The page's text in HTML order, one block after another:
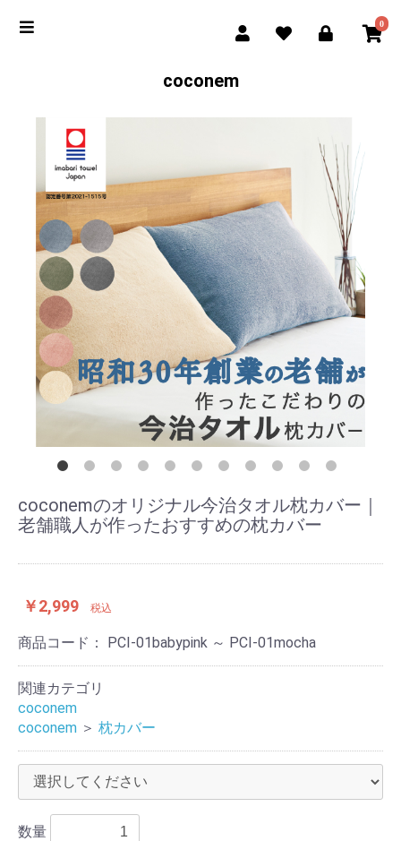
0
coconem
coconemのオリジナル今治タオル枕カバー｜
老舗職人が作ったおすすめの枕カバー
￥2,999 税込
商品コード： PCI-01babypink ～ PCI-01mocha
関連カテゴリ
coconem
coconem ＞ 枕カバー
数量